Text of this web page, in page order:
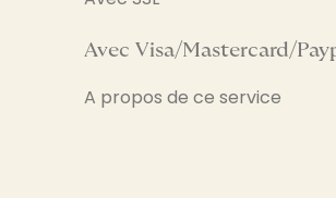
Avec Visa/Mastercard/
A propos de ce service